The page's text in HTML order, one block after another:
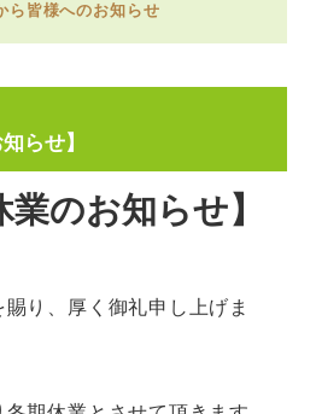
ら皆様へのお知らせ
らせ】
業のお知らせ】
り、厚く御礼申し上げま